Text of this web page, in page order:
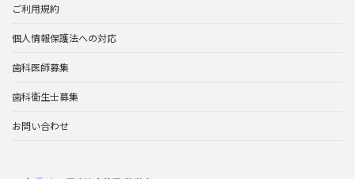
ご利用規約
個人情報保護法への対応
歯科医師募集
歯科衛生士募集
お問い合わせ